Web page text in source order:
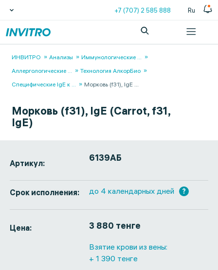
+7 (707) 2 585 888 Ru
ИНВИТРО Анализы Иммунологические ...
Аллергологические ...
Технология АлкорБио
Специфические IgЕ к ... Морковь (f31), IgE ...
Морковь (f31), IgE (Carrot, f31,
IgE)
Артикул: 6139АБ
Срок исполнения: до 4 календарных дней ?
Цена: 3 880 тенге
Взятие крови из вены:
+ 1 390 тенге